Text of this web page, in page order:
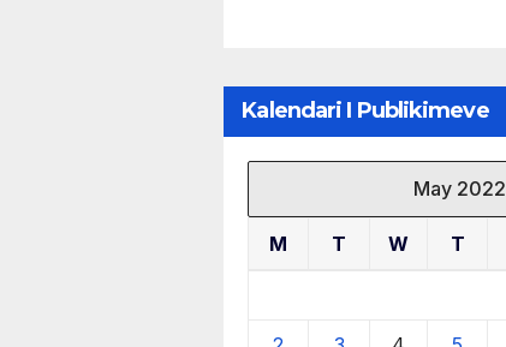
Kalendari I Publikimeve
May 2022
M T W T